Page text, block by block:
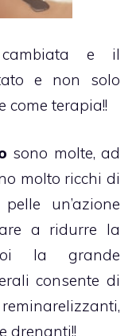
e il
e non solo
come terapia!!
sono molte, ad
molto ricchi di
un’azione
a ridurre la
la grande
consente di
drenanti!!